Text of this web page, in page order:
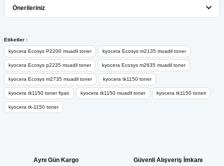
Önerileriniz
Bu ürünün fiyat bilgisi, resim, ürün açıklamalarında ve diğer
konularda yetersiz gördüğünüz noktaları öneri formunu kullanarak
tarafımıza iletebilirsiniz.
Görüş ve önerileriniz için teşekkür ederiz.
Ürün resmi kalitesiz, bozuk veya görüntülenemiyor.
Ürün açıklamasında eksik bilgiler bulunuyor.
Etiketler :
kyocera Ecosys P2200 muadil toner kyocera Ecosys m2135 muadil toner
kyocera Ecosys p2235 muadil toner kyocera Ecosys m2635 muadil toner
kyocera Ecosys m2735 muadil toner kyocera tk1150 toner
kyocera tk1150 toner fiyatı kyocera tk1150 muadil toner kyocera tk1150 toneri
kyocera tk-1150 toner
Aynı Gün Kargo
Güvenli Alışveriş İmkanı